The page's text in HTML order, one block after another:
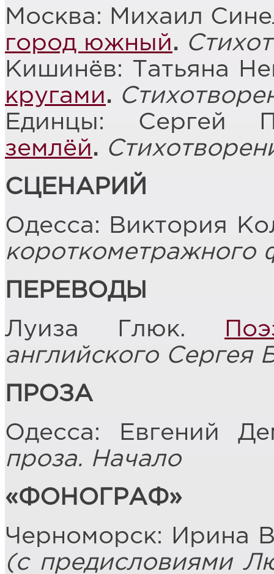
Москва: Михаил
город южный.
Кишинёв: Татьяна
кругами.
Единцы: Сергей
землёй.
СЦЕНАРИЙ
Одесса: Виктория
короткометражного
ПЕРЕВОДЫ
Луиза Глюк.
английского Сергея
ПРОЗА
Одесса: Евгений
проза. Начало
«ФОНОГРАФ»
Черноморск: Ирина
(с предисловиями